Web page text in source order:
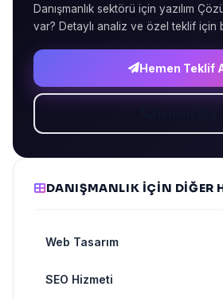
Danışmanlık sektörü için yazılım
var? Detaylı analiz ve özel teklif için
Hemen Teklif
DANIŞMANLIK IÇIN DIĞER
Web Tasarım
SEO Hizmeti